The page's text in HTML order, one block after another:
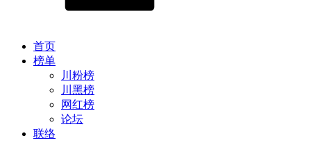
首页
榜单
川粉榜
川黑榜
网红榜
论坛
联络